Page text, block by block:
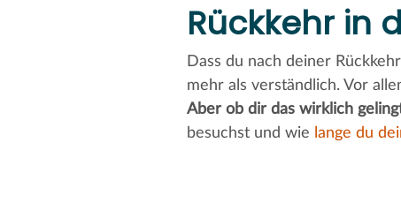
Rückkehr in
Dass du nach deiner
mehr als verständlich. Vor
Aber ob dir das wirklich
besuchst und wie lange du